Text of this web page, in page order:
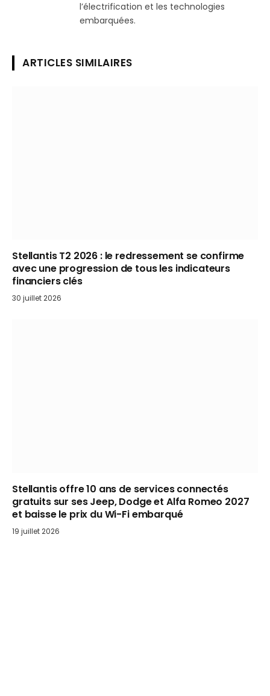
l’électrification et les technologies
embarquées.
ARTICLES SIMILAIRES
Stellantis T2 2026 : le redressement se confirme
avec une progression de tous les indicateurs
financiers clés
30 juillet 2026
Stellantis offre 10 ans de services connectés
gratuits sur ses Jeep, Dodge et Alfa Romeo 2027
et baisse le prix du Wi-Fi embarqué
19 juillet 2026